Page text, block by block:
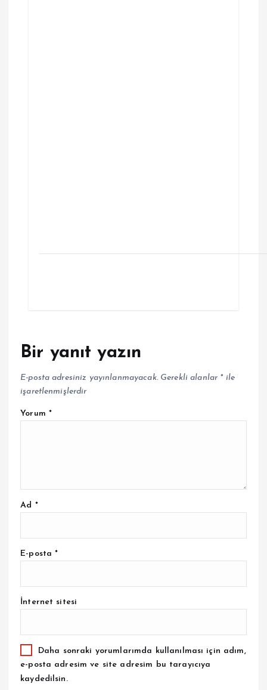
Bir yanıt yazın
E-posta adresiniz yayınlanmayacak. Gerekli alanlar *ile
işaretlenmişlerdir
Yorum *
Ad *
E-posta*
İnternet sitesi
Daha sonraki yorumlarımda kullanılması için adım,
e-posta adresim ve site adresim bu tarayıcıya
kaydedilsin.